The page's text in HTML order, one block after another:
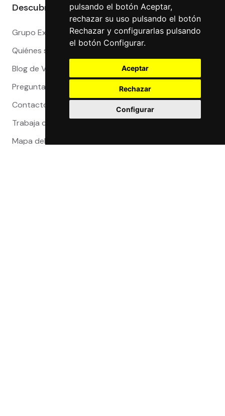
pulsando el botón Aceptar,
rechazar su uso pulsando el botón
Rechazar y configurarlas pulsando
el botón Configurar.
Aceptar
Rechazar
Configurar
Descubre más
Grupo Exact
Quiénes somos
Blog de Viajeros
Preguntas Frecuentes
Contacto
Trabaja con nosotros
Mapa del sitio